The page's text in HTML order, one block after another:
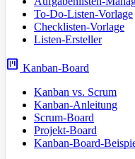
To-Do-Listen-Vorlage
Checklisten-Vorlage
Listen-Ersteller
view_kanban Kanban-Board
Kanban vs. Scrum
Kanban-Anleitung
Scrum-Board
Projekt-Board
Kanban-Board-